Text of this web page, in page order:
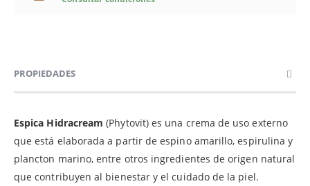
PROPIEDADES
Espica Hidracream (Phytovit) es una crema de uso externo
que está elaborada a partir de espino amarillo, espirulina y
plancton marino, entre otros ingredientes de origen natural
que contribuyen al bienestar y el cuidado de la piel.